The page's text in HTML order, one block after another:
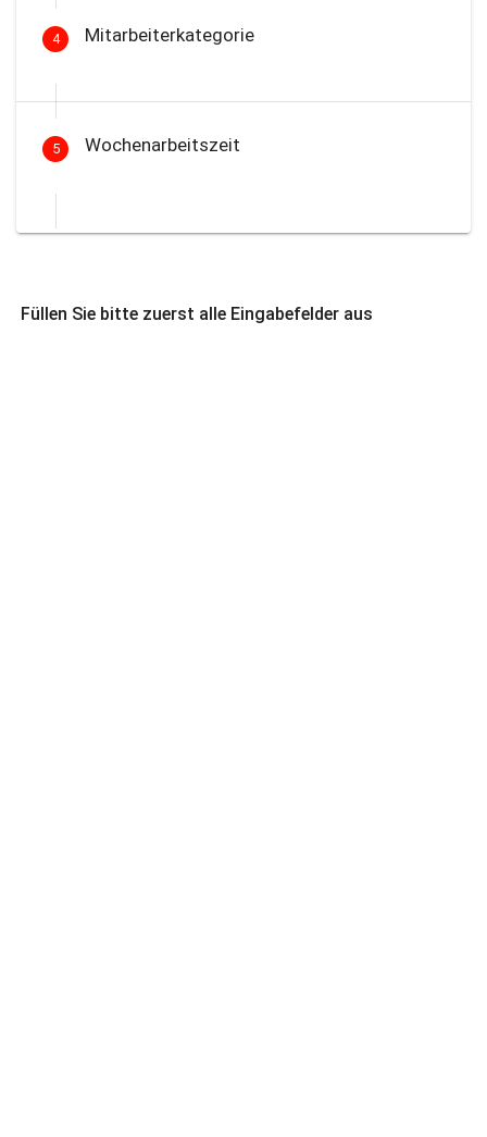
4 Mitarbeiterkategorie
5 Wochenarbeitszeit
Füllen Sie bitte zuerst alle Eingabefelder aus